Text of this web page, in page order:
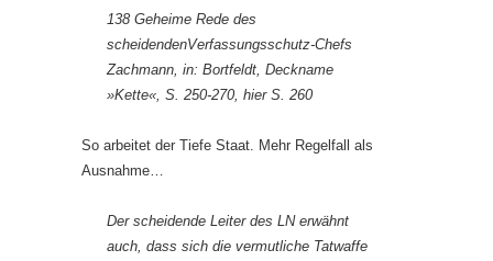
138 Geheime Rede des
scheidendenVerfassungsschutz-Chefs
Zachmann, in: Bortfeldt, Deckname
»Kette«, S. 250-270, hier S. 260
So arbeitet der Tiefe Staat. Mehr Regelfall als
Ausnahme…
Der scheidende Leiter des LN erwähnt
auch, dass sich die vermutliche Tatwaffe